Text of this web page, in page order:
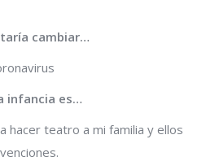
cambiar…
infancia es…
hacer teatro a mi familia y ellos